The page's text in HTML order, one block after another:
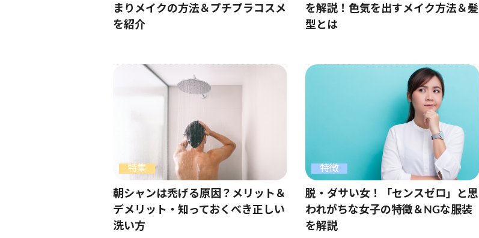
まりメイクの方法＆プチプラコスメ
を紹介
を解説！色気を出すメイク方法＆髪
型とは
特集
朝シャンは禿げる原因？メリット＆
デメリット・知っておくべき正しい
洗い方
特徴
脱・ダサい女！「センスゼロ」と思
われがちな女子の特徴＆NGな服装
を解説